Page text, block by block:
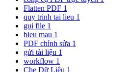
Flatten PDF 1
quy trinh tai lieu 1
gui file 1
bieu mau 1
PDF chỉnh sửa 1
gửi tài liệu 1
workflow 1
Che Dữ Liệu 1